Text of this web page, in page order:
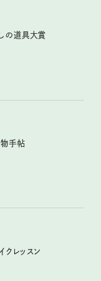
の道具大賞
手帖
クレッスン